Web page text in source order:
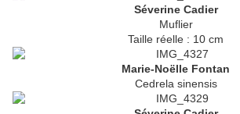
Séverine Cadier
Muflier
Taille réelle : 10 cm
Marie-Noëlle Fontan
Cedrela sinensis